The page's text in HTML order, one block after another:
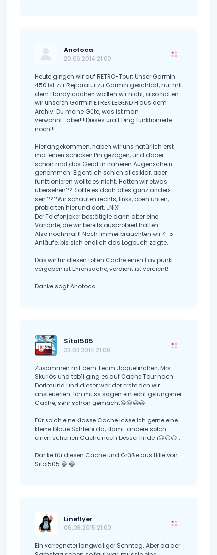
Anotoca
20.06.2014 21:00
Heute gingen wir auf RETRO-Tour: Unser Garmin
450 ist zur Reparatur zu Garmin geschickt, nur mit
dem Handy cachen wollten wir nicht, also holten
wir unseren Garmin ETREX LEGEND H aus dem
Archiv. Du meine Güte, was ist man
verwöhnt...aber!!!!Dieses uralt Ding funktionierte
noch!!!
Hier angekommen, haben wir uns natürlich erst
mal einen schicken Pin gezogen, und dabei
schon mal das Gerät in näheren Augenschein
genommen. Eigentlich schien alles klar, aber
funktionieren wollte es nicht. Hatten wir etwas
übersehen?? Sollte es doch alles ganz anders
sein???Wir schauten rechts, links, oben unten,
probierten hier und dort....NIX!
Der Telefonjoker bestätigte dann aber eine
Variante, die wir bereits ausprobiert hatten.
Also nochmal!!! Noch immer brauchten wir 4-5
Anläufe, bis sich endlich das Logbuch zeigte.
Das wir für diesen tollen Cache einen Fav.punkt
vergeben ist Ehrensache, verdient ist verdient!
Danke sagt Anotoca
Sito1505
23.08.2014 21:00
Zusammen mit dem Team Jaquelinchen, Mrs.
Skuriös und tob1i ging es auf Cache Tour nach
Dortmund und dieser war der erste den wir
ansteuerten. Ich muss sagen ein echt gelungener
Cache, sehr schön gemacht😃😃😃😃…
Für solch eine Klasse Cache lasse ich gerne eine
kleine blaue Schleife da, damit andere solch
einen schönen Cache noch besser finden😉😉😉..
Danke für diesen Cache und Grüße aus Hille von
Sito1505 😄 😄......
Lineflyer
06.09.2015 21:00
Ein verregneter langweiliger Sonntag. Aber da der